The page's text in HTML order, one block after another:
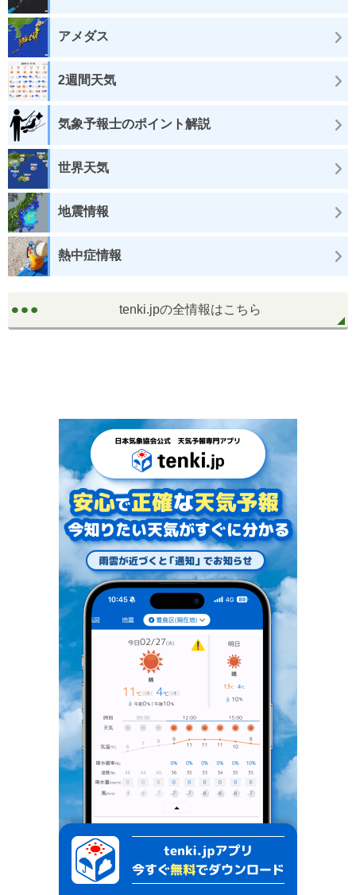
アメダス
2週間天気
気象予報士のポイント解説
世界天気
地震情報
熱中症情報
tenki.jpの全情報はこちら